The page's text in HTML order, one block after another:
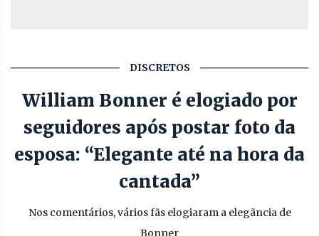
DISCRETOS
William Bonner é elogiado por
seguidores após postar foto da
esposa: “Elegante até na hora da
cantada”
Nos comentários, vários fãs elogiaram a elegãncia de
Bonner